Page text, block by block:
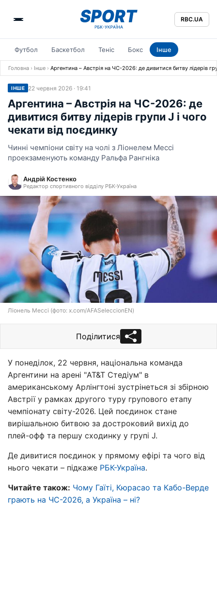
RBC.UA
Футбол Баскетбол Теніс Бокс Інше
Головна › Інше › Аргентина – Австрія на ЧС-2026: де дивитися битву лідерів
ІНШЕ 22 червня 2026 · 19:41
Аргентина – Австрія на ЧС-2026: де
дивитися битву лідерів групи J і чого
чекати від поєдинку
Чинні чемпіони світу на чолі з Ліонелем Мессі
проекзаменують команду Ральфа Рангніка
Андрій Костенко
Редактор спортивного відділу РБК-Україна
Ліонель Мессі (фото: x.com/AFASeleccionEN)
Поділитися
У понеділок, 22 червня, національна команда
Аргентини на арені "AT&T Стедіум" в
американському Арлінгтоні зустрінеться зі збірною
Австрії у рамках другого туру групового етапу
чемпіонату світу-2026. Цей поєдинок стане
вирішальною битвою за достроковий вихід до
плей-офф та першу сходинку у групі J.
Де дивитися поєдинок у прямому ефірі та чого від
нього чекати – підкаже РБК-Україна.
Читайте також: Чому Гаїті, Кюрасао та Кабо-Верде
грають на ЧС-2026, а Україна – ні?